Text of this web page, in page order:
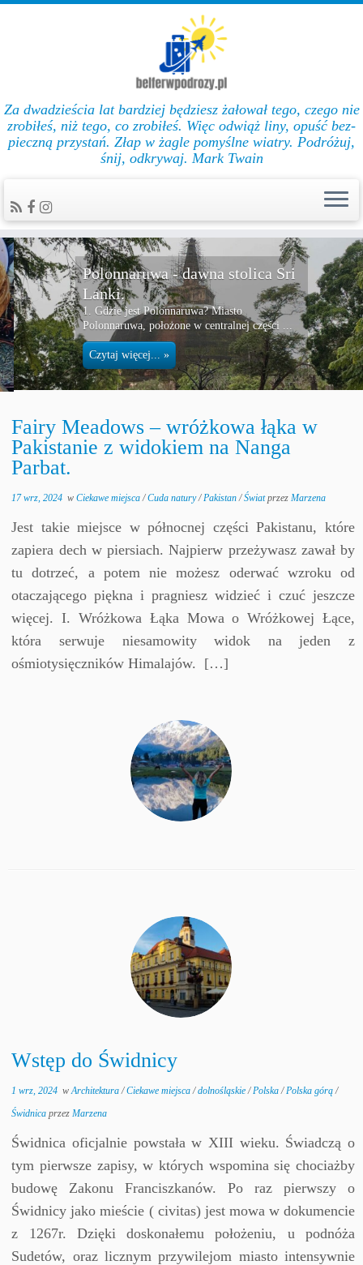
Za dwadzieścia lat bar­dziej będziesz żałował te­go, cze­go nie
zro­biłeś, niż te­go, co zro­biłeś. Więc od­wiąż li­ny, opuść bez­
pie­czną przys­tań. Złap w żag­le po­myślne wiat­ry. Podróżuj,
śnij, odkrywaj. Mark Twain
Polonnaruwa - dawna stolica Sri
Lanki.
1. Gdzie jest Polonnaruwa? Miasto
Polonnaruwa, położone w centralnej części ...
Czytaj więcej... »
Fairy Meadows – wróżkowa łąka w
Pakistanie z widokiem na Nanga
Parbat.
17 wrz, 2024 wCiekawe miejsca/Cuda natury/Pakistan/ŚwiatprzezMarzena
Jest takie miejsce w północnej części Pakistanu, które
zapiera dech w piersiach. Najpierw przeżywasz zawał by
tu dotrzeć, a potem nie możesz oderwać wzroku od
otaczającego piękna i pragniesz widzieć i czuć jeszcze
więcej. I. Wróżkowa Łąka Mowa o Wróżkowej Łące,
która serwuje niesamowity widok na jeden z
ośmiotysięczników Himalajów. […]
Wstęp do Świdnicy
1 wrz, 2024 wArchitektura/Ciekawe miejsca/dolnośląskie/Polska/Polska górą/
ŚwidnicaprzezMarzena
Świdnica oficjalnie powstała w XIII wieku. Świadczą o
tym pierwsze zapisy, w których wspomina się chociażby
budowę Zakonu Franciszkanów. Po raz pierwszy o
Świdnicy jako mieście ( civitas) jest mowa w dokumencie
z 1267r. Dzięki doskonałemu położeniu, u podnóża
Sudetów, oraz licznym przywilejom miasto intensywnie